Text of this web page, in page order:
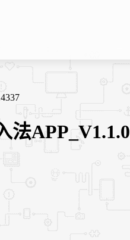
法APP_V1.1.0